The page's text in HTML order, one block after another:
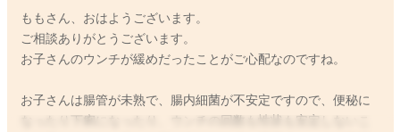
ももさん、おはようございます。
ご相談ありがとうございます。
お子さんのウンチが緩めだったことがご心配なのですね。
お子さんは腸管が未熟で、腸内細菌が不安定ですので、便秘に
なったり下痢になったり、ウンチの回数も性状も安定しないこ